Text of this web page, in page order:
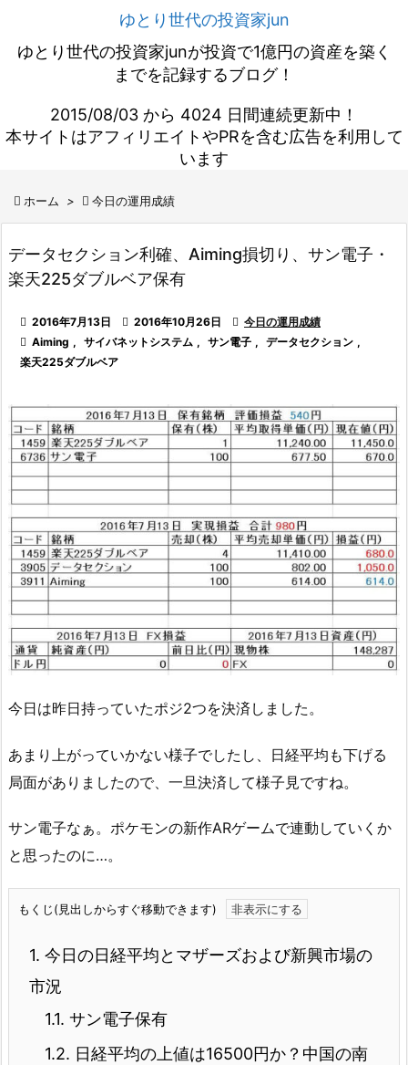
ゆとり世代の投資家jun
ゆとり世代の投資家junが投資で1億円の資産を築く
までを記録するブログ！
2015/08/03 から 4024 日間連続更新中！
本サイトはアフィリエイトやPRを含む広告を利用して
います
 ホーム >  今日の運用成績
データセクション利確、Aiming損切り、サン電子・
楽天225ダブルベア保有
 2016年7月13日  2016年10月26日  今日の運用成績
 Aiming , サイバネットシステム , サン電子 , データセクション ,
楽天225ダブルベア
今日は昨日持っていたポジ2つを決済しました。
あまり上がっていかない様子でしたし、日経平均も下げる
局面がありましたので、一旦決済して様子見ですね。
サン電子なぁ。ポケモンの新作ARゲームで連動していくか
と思ったのに…。
もくじ(見出しからすぐ移動できます)
1. 今日の日経平均とマザーズおよび新興市場の
市況
1.1. サン電子保有
1.2. 日経平均の上値は16500円か？中国の南